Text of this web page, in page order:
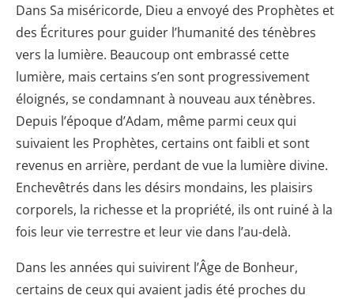
Dans Sa miséricorde, Dieu a envoyé des Prophètes et
des Écritures pour guider l’humanité des ténèbres
vers la lumière. Beaucoup ont embrassé cette
lumière, mais certains s’en sont progressivement
éloignés, se condamnant à nouveau aux ténèbres.
Depuis l’époque d’Adam, même parmi ceux qui
suivaient les Prophètes, certains ont faibli et sont
revenus en arrière, perdant de vue la lumière divine.
Enchevêtrés dans les désirs mondains, les plaisirs
corporels, la richesse et la propriété, ils ont ruiné à la
fois leur vie terrestre et leur vie dans l’au-delà.
Dans les années qui suivirent l’Âge de Bonheur,
certains de ceux qui avaient jadis été proches du